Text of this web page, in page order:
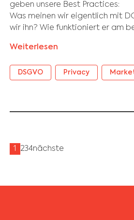
geben unsere Best Practices:
Was meinen wir eigentlich mit
wir ihn? Wie funktioniert er am
Weiterlesen
DSGVO Privacy
1 234nächste